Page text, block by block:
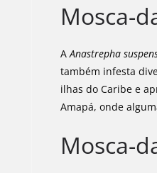
Mosca-
AAnastrepha
também infesta
ilhas do Caribe e
Amapá, onde
Mosca-